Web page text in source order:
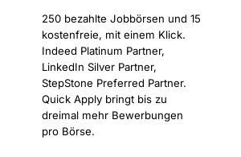
250 bezahlte Jobbörsen und 15
kostenfreie, mit einem Klick.
Indeed Platinum Partner,
LinkedIn Silver Partner,
StepStone Preferred Partner.
Quick Apply bringt bis zu
dreimal mehr Bewerbungen
pro Börse.